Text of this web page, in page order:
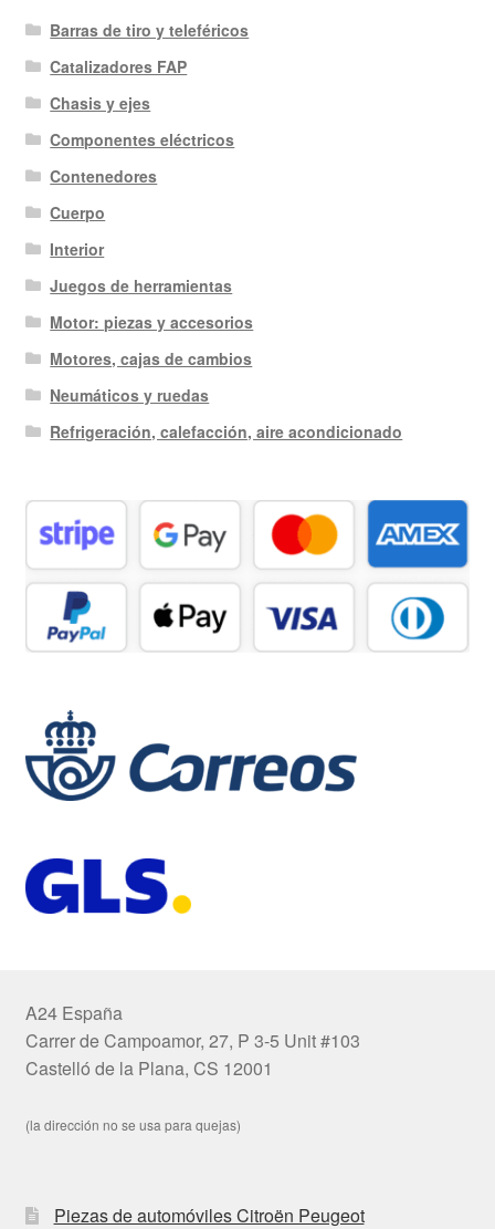
Barras de tiro y teleféricos
Catalizadores FAP
Chasis y ejes
Componentes eléctricos
Contenedores
Cuerpo
Interior
Juegos de herramientas
Motor: piezas y accesorios
Motores, cajas de cambios
Neumáticos y ruedas
Refrigeración, calefacción, aire acondicionado
A24 España
Carrer de Campoamor, 27, P 3-5 Unit #103
Castelló de la Plana, CS 12001
(la dirección no se usa para quejas)
Piezas de automóviles Citroën Peugeot